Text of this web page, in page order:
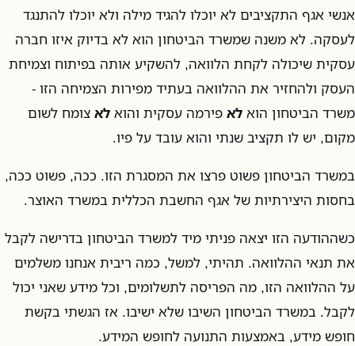
אנשי אגף התקציבים לא יוכלו להגיד מילה ולא יוכלו להתנגד
לעסקה. לא משנה שמשרד הביטחון הוא לא בדיוק איזו חברה
עסקית שיכולה לקחת הלוואה, להשקיע אותה בפיתוח וצמיחת
העסק ולהחזיר את ההלוואה בעתיד מפירות הצמיחה הזו -
משרד הביטחון הוא לא פירמה עסקית והוא לא צומח לשום
מקום, יש לו תקציב שנתי והוא עובד על פיו.
במשרד הביטחון פשוט פרצו את המסגרת הזו. ככה, פשוט ככה,
בחסות היצירתיות של אגף החשבת הכללית במשרד האוצר.
כשההודעה הזו יצאה פניתי מיד למשרד הביטחון בדרישה לקבל
את תנאי ההלוואה. תהיתי, למשל, כמה ריבית אנחנו משלמים
על ההלוואה הזו, מה הפריסה לתשלומים, וכל מידע שאני יכול
לקבל. במשרד הביטחון השיבו שלא ישיבו. אז הגשתי בקשת
חופש מידע, באמצעות התנועה לחופש המידע.